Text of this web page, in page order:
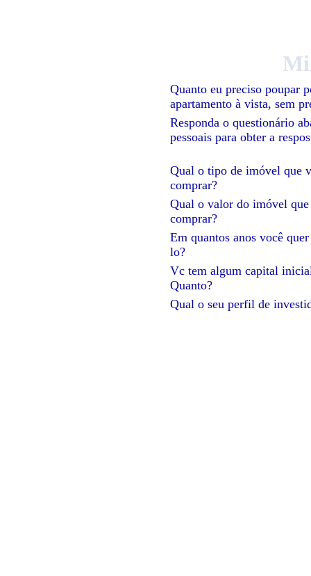
Quanto eu preciso poupar
apartamento à vista, sem
Responda o questionário
pessoais para obter a
Qual o tipo de imóvel que
comprar?
Qual o valor do imóvel
comprar?
Em quantos anos você
lo?
Vc tem algum capital
Quanto?
Qual o seu perfil de